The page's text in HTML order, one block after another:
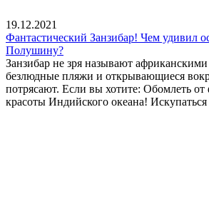
19.12.2021
Фантастический Занзибар! Чем удивил
Полушину?
Занзибар не зря называют
безлюдные пляжи и открывающиеся
потрясают. Если вы хотите: Обомлеть от
красоты Индийского океана!